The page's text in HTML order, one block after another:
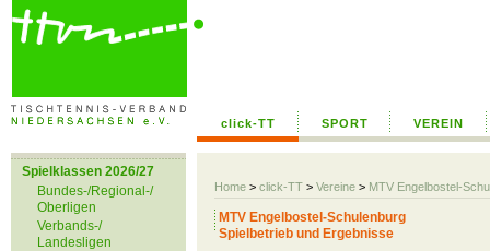
click-TT SPORT VEREIN
Home > click-TT > Vereine > MTV Engelbostel-
Spielklassen 2026/27
Bundes-/Regional-/
Oberligen
Verbands-/
Landesligen
MTV Engelbostel-Schulenburg
Spielbetrieb und Ergebnisse